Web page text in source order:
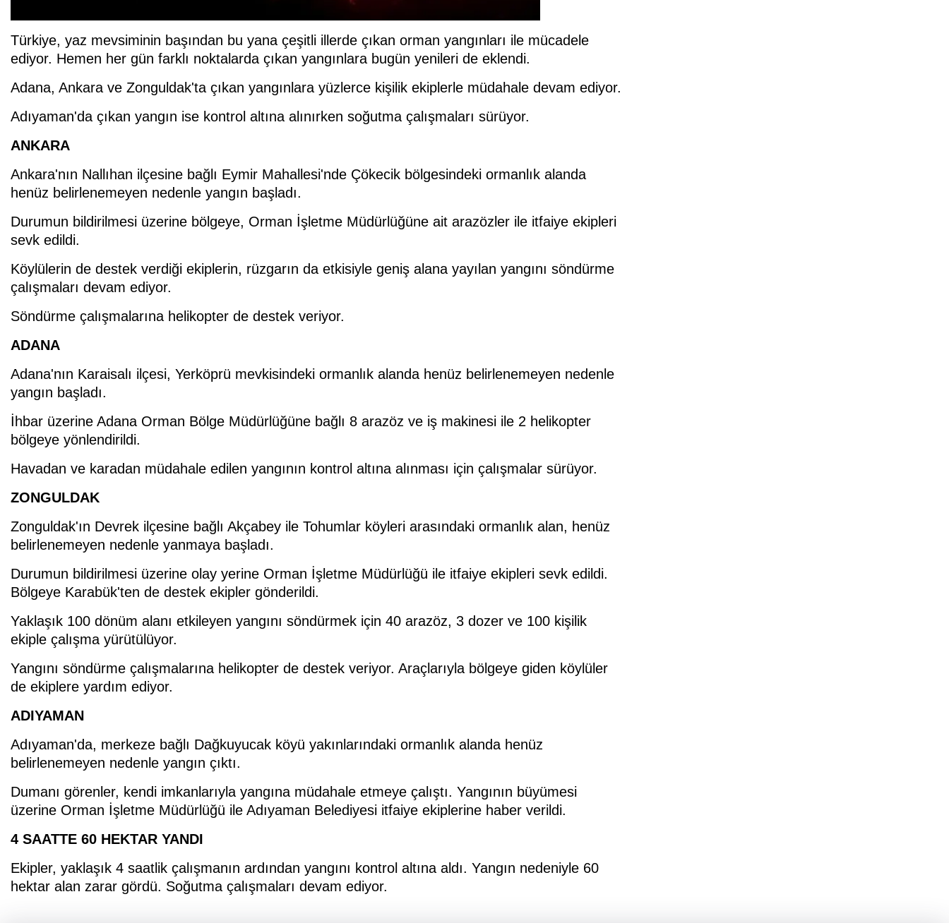
Türkiye, yaz mevsiminin başından bu yana çeşitli illerde çıkan orman yangınları ile mücadele
ediyor. Hemen her gün farklı noktalarda çıkan yangınlara bugün yenileri de eklendi.
Adana, Ankara ve Zonguldak'ta çıkan yangınlara yüzlerce kişilik ekiplerle müdahale devam ediyor.
Adıyaman'da çıkan yangın ise kontrol altına alınırken soğutma çalışmaları sürüyor.
ANKARA
Ankara'nın Nallıhan ilçesine bağlı Eymir Mahallesi'nde Çökecik bölgesindeki ormanlık alanda
henüz belirlenemeyen nedenle yangın başladı.
Durumun bildirilmesi üzerine bölgeye, Orman İşletme Müdürlüğüne ait arazözler ile itfaiye ekipleri
sevk edildi.
Köylülerin de destek verdiği ekiplerin, rüzgarın da etkisiyle geniş alana yayılan yangını söndürme
çalışmaları devam ediyor.
Söndürme çalışmalarına helikopter de destek veriyor.
ADANA
Adana'nın Karaisalı ilçesi, Yerköprü mevkisindeki ormanlık alanda henüz belirlenemeyen nedenle
yangın başladı.
İhbar üzerine Adana Orman Bölge Müdürlüğüne bağlı 8 arazöz ve iş makinesi ile 2 helikopter
bölgeye yönlendirildi.
Havadan ve karadan müdahale edilen yangının kontrol altına alınması için çalışmalar sürüyor.
ZONGULDAK
Zonguldak'ın Devrek ilçesine bağlı Akçabey ile Tohumlar köyleri arasındaki ormanlık alan, henüz
belirlenemeyen nedenle yanmaya başladı.
Durumun bildirilmesi üzerine olay yerine Orman İşletme Müdürlüğü ile itfaiye ekipleri sevk edildi.
Bölgeye Karabük'ten de destek ekipler gönderildi.
Yaklaşık 100 dönüm alanı etkileyen yangını söndürmek için 40 arazöz, 3 dozer ve 100 kişilik
ekiple çalışma yürütülüyor.
Yangını söndürme çalışmalarına helikopter de destek veriyor. Araçlarıyla bölgeye giden köylüler
de ekiplere yardım ediyor.
ADIYAMAN
Adıyaman'da, merkeze bağlı Dağkuyucak köyü yakınlarındaki ormanlık alanda henüz
belirlenemeyen nedenle yangın çıktı.
Dumanı görenler, kendi imkanlarıyla yangına müdahale etmeye çalıştı. Yangının büyümesi
üzerine Orman İşletme Müdürlüğü ile Adıyaman Belediyesi itfaiye ekiplerine haber verildi.
4 SAATTE 60 HEKTAR YANDI
Ekipler, yaklaşık 4 saatlik çalışmanın ardından yangını kontrol altına aldı. Yangın nedeniyle 60
hektar alan zarar gördü. Soğutma çalışmaları devam ediyor.